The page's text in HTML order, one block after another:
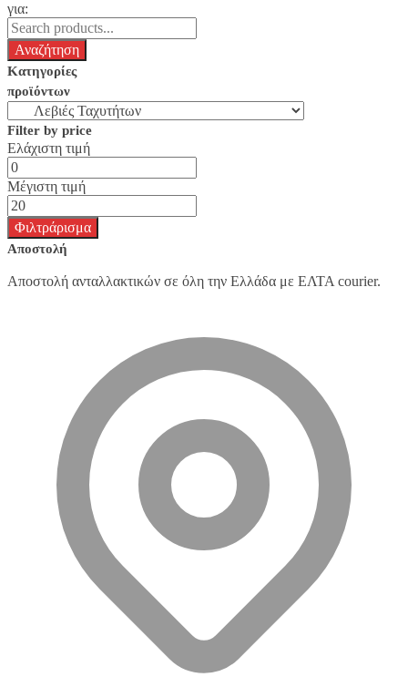
για:
Κατηγορίες
προϊόντων
Filter by price
Ελάχιστη τιμή
Μέγιστη τιμή
Φιλτράρισμα
Αποστολή
Αποστολή ανταλλακτικών σε όλη την Ελλάδα με ΕΛΤΑ courier.